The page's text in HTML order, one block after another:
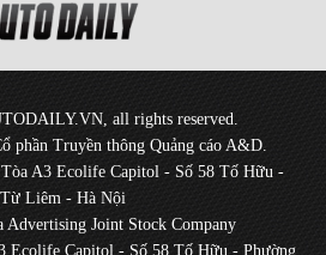
all rights reserved.
phần Truyền thông Quảng cáo A&D.
A3 Ecolife Capitol - Số 58 Tố Hữu -
Liêm - Hà Nội
Joint Stock Company
Ecolife Capitol - Số 58 Tố Hữu - Phường